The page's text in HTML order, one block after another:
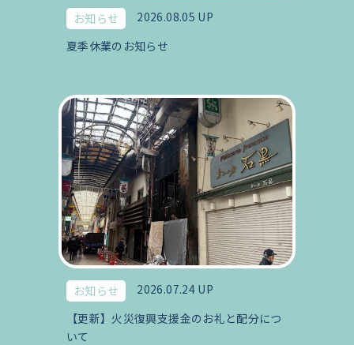
お知らせ
2026.08.05 UP
夏季休業のお知らせ
お知らせ
2026.07.24 UP
【更新】火災復興支援金のお礼と配分につ
いて